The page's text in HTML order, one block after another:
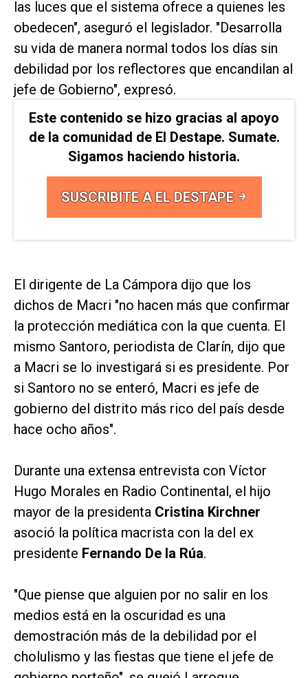
las luces que el sistema ofrece a quienes les
obedecen", aseguró el legislador. "Desarrolla
su vida de manera normal todos los días sin
debilidad por los reflectores que encandilan al
jefe de Gobierno", expresó.
Este contenido se hizo gracias al apoyo
de la comunidad de El Destape. Sumate.
Sigamos haciendo historia.
SUSCRIBITE A EL DESTAPE
El dirigente de La Cámpora dijo que los
dichos de Macri "no hacen más que confirmar
la protección mediática con la que cuenta. El
mismo Santoro, periodista de Clarín, dijo que
a Macri se lo investigará si es presidente. Por
si Santoro no se enteró, Macri es jefe de
gobierno del distrito más rico del país desde
hace ocho años".
Durante una extensa entrevista con Víctor
Hugo Morales en Radio Continental, el hijo
mayor de la presidenta Cristina Kirchner
asoció la política macrista con la del ex
presidente Fernando De la Rúa.
"Que piense que alguien por no salir en los
medios está en la oscuridad es una
demostración más de la debilidad por el
cholulismo y las fiestas que tiene el jefe de